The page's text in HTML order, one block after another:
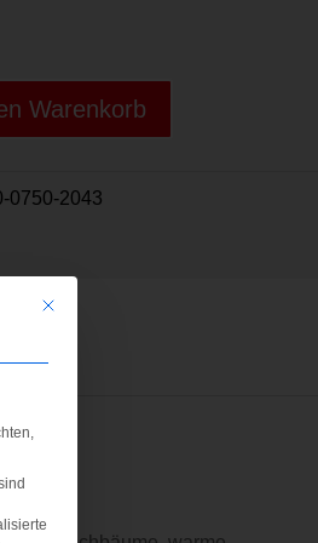
Warenkorb
0750-2043
Mit diesem Button wird der Dialog